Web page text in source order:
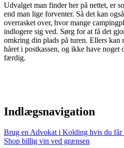
Udvalget man finder her på nettet, er
end man lige forventer. Så det kan
overrasket over, hvor mange
indlogere sig ved. Sørg for at få det
omkring din plads på turen. Ellers kan
håret i postkassen, og ikke have
færdig.
Indlægsnavigation
Brug en Advokat i Kolding hvis du får
Shop billig vin ved grænsen